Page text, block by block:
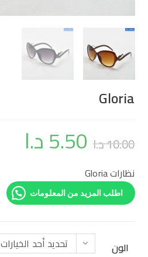
Gloria
10.00د.ا 5.50د.ا
نظارات Gloria
اطلب المزيد من المعلومات
الون تحديد أحد الخيارات